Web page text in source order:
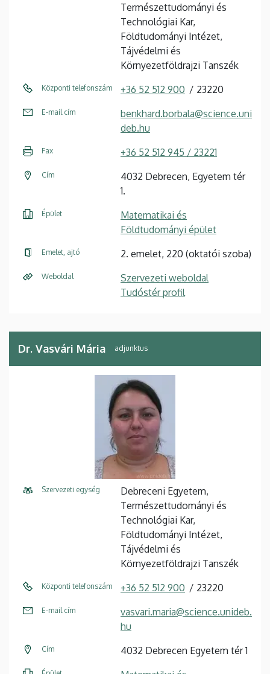
Természettudományi és
Technológiai Kar,
Földtudományi Intézet,
Tájvédelmi és
Környezetföldrajzi Tanszék
Központi telefonszám +36 52 512 900 23220
E-mail cím
benkhard.borbala@science.uni
deb.hu
Fax +36 52 512 945 / 23221
Cím
4032 Debrecen, Egyetem tér
1.
Épület
Matematikai és
Földtudományi épület
Emelet, ajtó 2. emelet, 220 (oktatói szoba)
Weboldal
Szervezeti weboldal
Tudóstér profil
Dr. Vasvári Mária adjunktus
Szervezeti egység
Debreceni Egyetem,
Természettudományi és
Technológiai Kar,
Földtudományi Intézet,
Tájvédelmi és
Környezetföldrajzi Tanszék
Központi telefonszám +36 52 512 900 23220
E-mail cím
vasvari.maria@science.unideb.
hu
Cím 4032 Debrecen Egyetem tér 1